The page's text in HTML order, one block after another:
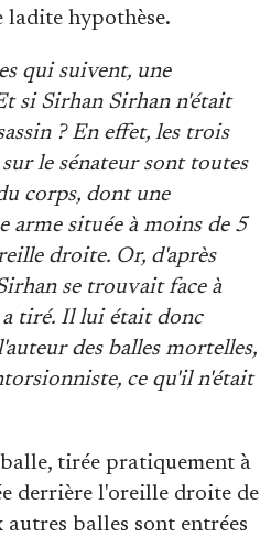
ladite hypothèse.
qui suivent, une
si Sirhan Sirhan n'était
? En effet, les trois
sur le sénateur sont toutes
corps, dont une
arme située à moins de 5
droite. Or, d'après
se trouvait face à
tiré. Il lui était donc
des balles mortelles,
ce qu'il n'était
tirée pratiquement à
derrière l'oreille droite de
balles sont entrées